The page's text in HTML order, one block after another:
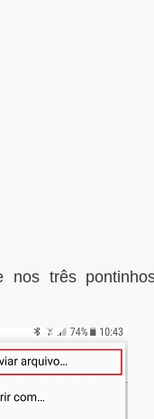
nos três